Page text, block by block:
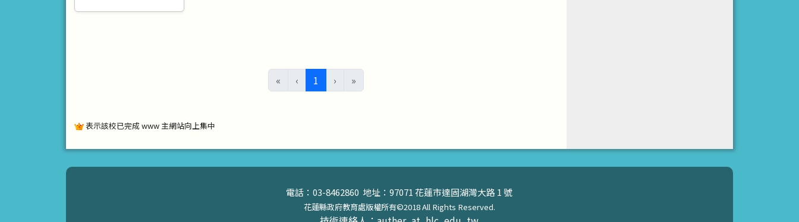
« ‹ 1 (目前頁次)
› »
表示該校已完成 www 主網站向上集中
電話：03-8462860 地址：97071 花蓮市達固湖灣大路 1 號
花蓮縣政府教育處版權所有©2018 All Rights Reserved.